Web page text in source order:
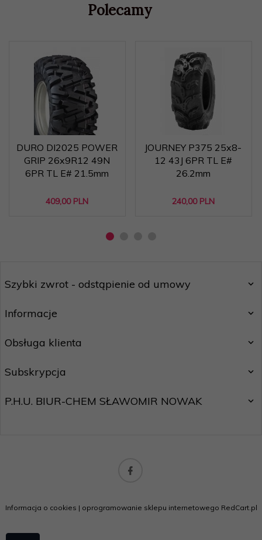
Polecamy
DURO DI2025 POWER
GRIP 26x9R12 49N
6PR TL E# 21.5mm
409,00 PLN
JOURNEY P375 25x8-
12 43J 6PR TL E#
26.2mm
240,00 PLN
Szybki zwrot - odstąpienie od umowy
Informacje
Obsługa klienta
Subskrypcja
P.H.U. BIUR-CHEM SŁAWOMIR NOWAK
Informacja o cookies | oprogramowanie sklepu internetowego RedCart.pl